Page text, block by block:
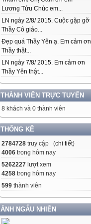
Lương Tửu Chúc em...
LN ngày 2/8/ 2015. Cuộc gặp gỡ
Thầy Cô giáo...
Đẹp quá Thầy Yên ạ. Em cảm ơn
Thầy thật...
LN ngày 7/8/ 2015. Em cảm ơn
Thầy Yên thật...
THÀNH VIÊN TRỰC TUYẾN
8 khách và 0 thành viên
THỐNG KÊ
2784728 truy cập (chi tiết)
4006 trong hôm nay
5262227 lượt xem
4258 trong hôm nay
599 thành viên
ẢNH NGẪU NHIÊN